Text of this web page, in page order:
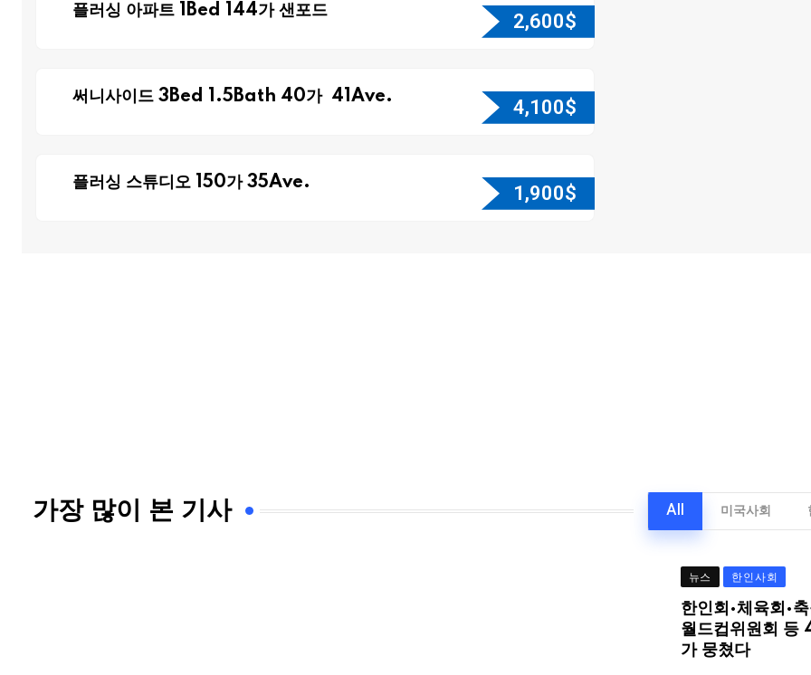
플러싱 아파트 1Bed 144가 샌포드 2,600$
써니사이드 3Bed 1.5Bath 40가 41Ave. 4,100$
플러싱 스튜디오 150가 35Ave. 1,900$
가장 많이 본 기사 All 미국사회
뉴스 한인사회
한인회·체육회·
월드컵위원회 등
가 뭉쳤다